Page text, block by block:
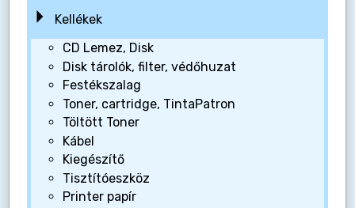
Kellékek
CD Lemez, Disk
Disk tárolók, filter, védőhuzat
Festékszalag
Toner, cartridge, TintaPatron
Töltött Toner
Kábel
Kiegészítő
Tisztítóeszköz
Printer papír